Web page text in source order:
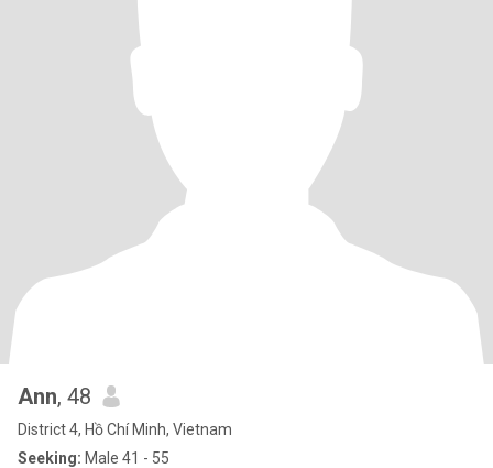
Ann, 48
District 4, Hồ Chí Minh, Vietnam
Seeking: Male 41 - 55